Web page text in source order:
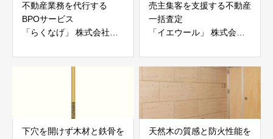
不動産業務を代行する
BPOサービス
「らくなげ」 株式会社い
売主集客を支援する不動産
一括査定
「イエウール」 株式会社
下穴を開けず木材と鉄骨を
天然木の質感と防火性能を